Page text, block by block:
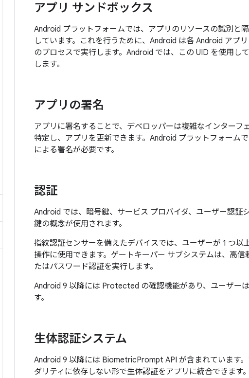
アプリ サンドボックス
Android プラットフォームでは、アプリのリソースの識別と
しています。これを行うために、Android は各 Android アプ
のプロセスで実行します。Android では、この UID を使用し
します。
アプリの署名
アプリに署名することで、デベロッパーは複雑なインターフ
特定し、アプリを更新できます。Android プラットフォーム
による署名が必要です。
認証
Android では、暗号鍵、サービス プロバイダ、ユーザー認
鍵の概念が使用されます。
指紋認証センサーを備えたデバイスでは、ユーザーが 1 つ
操作に使用できます。ゲートキーパー サブシステムは、高
たはパスワード認証を実行します。
Android 9 以降には Protected の確認機能があり、ユーザー
す。
生体認証システム
Android 9 以降には BiometricPrompt API が含まれています
ダリティに依存しない形で生体認証をアプリに統合できます。